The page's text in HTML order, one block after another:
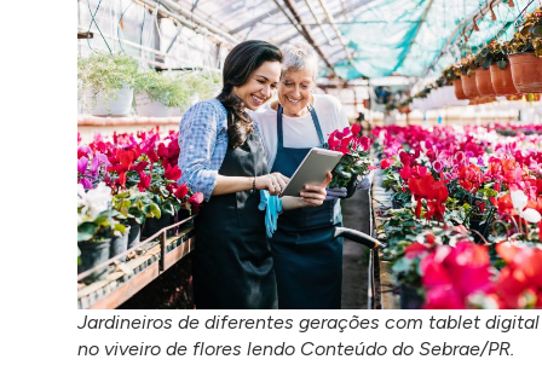
Jardineiros de diferentes gerações com tablet digital
no viveiro de flores lendo Conteúdo do Sebrae/PR.